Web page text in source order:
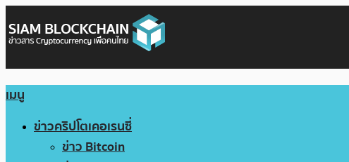
เมนู
ข่าวคริปโตเคอเรนซี่
ข่าว Bitcoin